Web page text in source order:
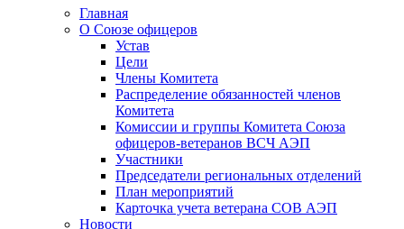
Главная
О Союзе офицеров
Устав
Цели
Члены Комитета
Распределение обязанностей членов
Комитета
Комиссии и группы Комитета Союза
офицеров-ветеранов ВСЧ АЭП
Участники
Председатели региональных отделений
План мероприятий
Карточка учета ветерана CОВ АЭП
Новости